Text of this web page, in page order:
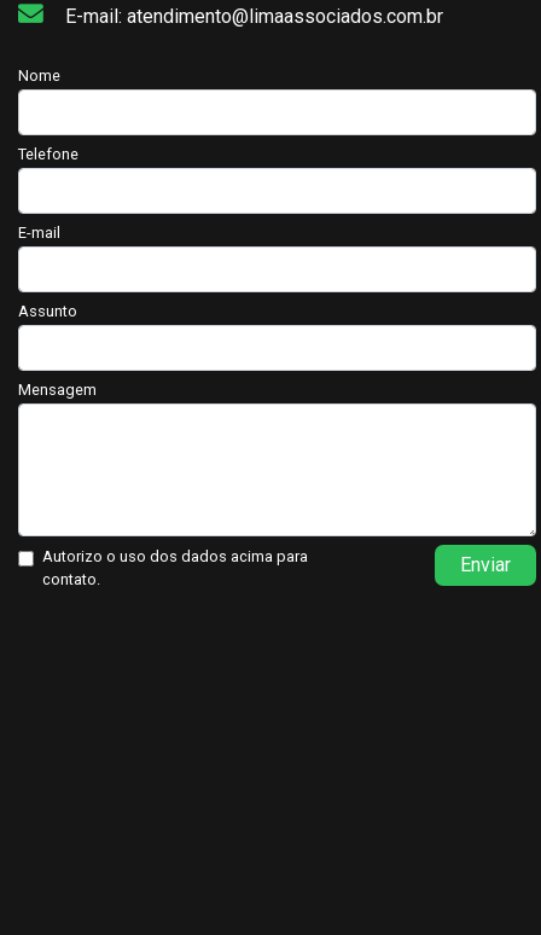
E-mail: atendimento@limaassociados.com.br
Nome
Telefone
E-mail
Assunto
Mensagem
Autorizo o uso dos dados acima para
contato.
Enviar